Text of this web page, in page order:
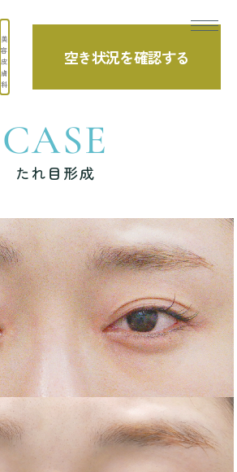
美
容
皮
膚
科
空き状況を確認する
たれ目形成
CASE
たれ目形成